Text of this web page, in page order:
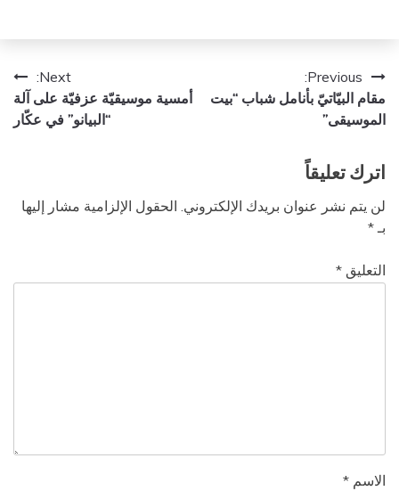
تصفّح
المقالات
Previous:
مقام البيّاتيّ بأنامل شباب “بيت
الموسيقى”
Next:
أمسية موسيقيّة عزفيّة على آلة
“البيانو” في عكّار
اترك تعليقاً
لن يتم نشر عنوان بريدك الإلكتروني. الحقول الإلزامية مشار إليها
بـ*
التعليق *
الاسم *